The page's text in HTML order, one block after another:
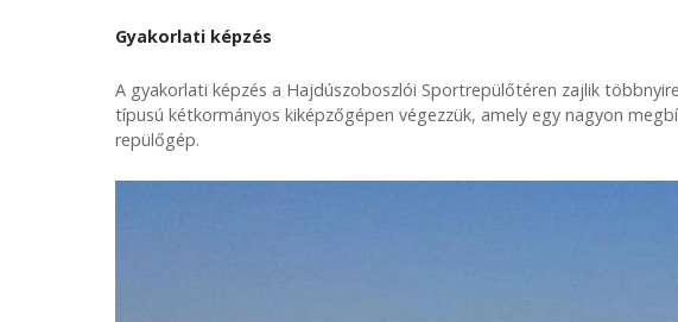
Gyakorlati képzés
A gyakorlati képzés a Hajdúszoboszlói Sportrepülőtéren zajlik
típusú kétkormányos kiképzőgépen végezzük, amely egy nagyon
repülőgép.